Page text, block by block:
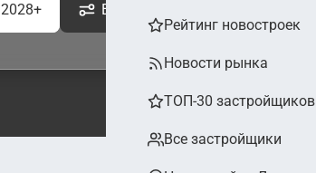
Рейтинг новостроек
Новости рынка
ТОП-30 застройщиков
Все застройщики
2028+ Ещё фильтры